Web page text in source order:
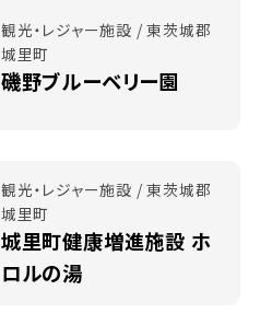
観光・レジャー施設 / 東茨城郡
城里町
磯野ブルーベリー園
観光・レジャー施設 / 東茨城郡
城里町
城里町健康増進施設 ホ
ロルの湯